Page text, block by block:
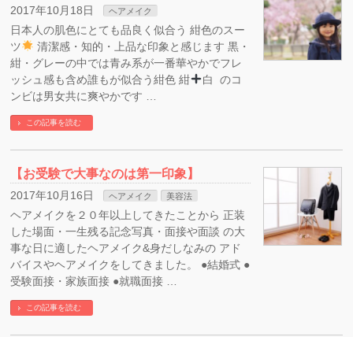
2017年10月18日 ヘアメイク
日本人の肌色にとても品良く似合う 紺色のスー
ツ
清潔感・知的・上品な印象と感じます 黒・
紺・グレーの中では青み系が一番華やかでフレ
ッシュ感も含め誰もが似合う紺色 紺
白 のコ
ンビは男女共に爽やかです …
この記事を読む
【お受験で大事なのは第一印象】
2017年10月16日 ヘアメイク 美容法
ヘアメイクを２０年以上してきたことから 正装
した場面・一生残る記念写真・面接や面談 の大
事な日に適したヘアメイク&身だしなみの アド
バイスやヘアメイクをしてきました。 ●結婚式 ●
受験面接・家族面接 ●就職面接 …
この記事を読む